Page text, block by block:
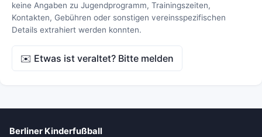
keine Angaben zu Jugendprogramm, Trainingszeiten,
Kontakten, Gebühren oder sonstigen vereinsspezifischen
Details extrahiert werden konnten.
✉️ Etwas ist veraltet? Bitte melden
Berliner Kinderfußball